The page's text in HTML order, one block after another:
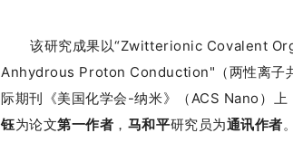
该研究成果以“Zwitterionic Covalent
Anhydrous Proton Conduction"（两性离子
际期刊《美国化学会-纳米》（ACS Nano）上
钰为论文第一作者 ， 马和平研究员为通讯作者。